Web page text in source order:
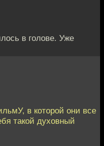
в голове. Уже
в которой они все
такой духовный